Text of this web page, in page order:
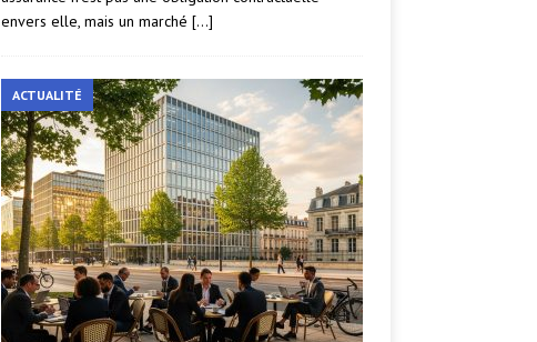
envers elle, mais un marché […]
ACTUALITÉ